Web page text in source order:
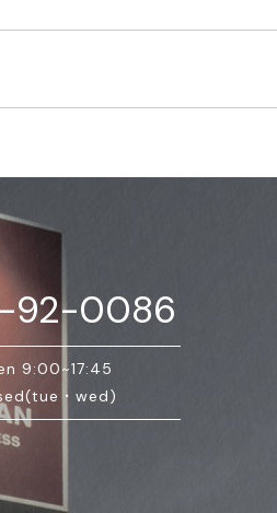
92-0086
9:00~17:45
・wed)